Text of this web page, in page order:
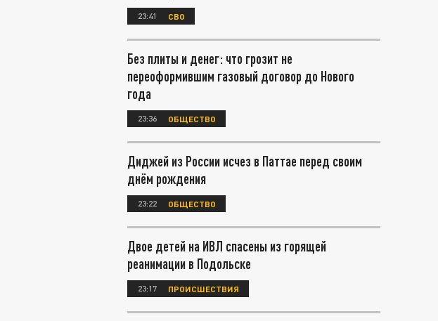
23:41 СВО
Без плиты и денег: что грозит не
переоформившим газовый договор до Нового
года
23:36 ОБЩЕСТВО
Диджей из России исчез в Паттае перед своим
днём рождения
23:22 ОБЩЕСТВО
Двое детей на ИВЛ спасены из горящей
реанимации в Подольске
23:17 ПРОИСШЕСТВИЯ